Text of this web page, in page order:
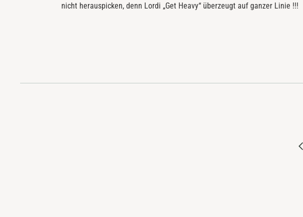
nicht herauspicken, denn Lordi „Get Heavy“ überzeugt auf ganzer Linie !!!